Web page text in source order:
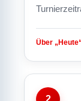
Über
2